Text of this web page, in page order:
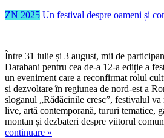
ZN 2025 Un festival despre oameni și
Între 31 iulie și 3 august, mii de
Darabani pentru cea de-a 12-a ediție a
un eveniment care a reconfirmat rolul
și dezvoltare în regiunea de nord-est a
sloganul „Rădăcinile cresc”, festivalul
live, artă contemporană, tururi tematice,
montan și dezbateri despre viitorul
continuare »